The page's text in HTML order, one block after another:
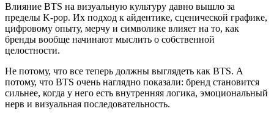
Влияние BTS на визуальную культуру давно вышло за
пределы K-pop. Их подход к айдентике, сценической графике,
цифровому опыту, мерчу и символике влияет на то, как
бренды вообще начинают мыслить о собственной
целостности.
Не потому, что все теперь должны выглядеть как BTS. А
потому, что BTS очень наглядно показали: бренд становится
сильнее, когда у него есть внутренняя логика, эмоциональный
нерв и визуальная последовательность.